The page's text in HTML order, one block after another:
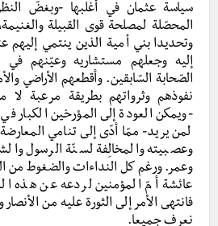
سياسة عثمان في أغلبها -وبغضّ
المحصّلة لمصلحة قوى القبيلة
وتحديدا بني أمية الذين ينتمي
إليه وجعلهم مستشاريه وعيّنهم في
الصّحابة السّابقين. وأقطعهم الأراضي
نفوذهم وثرواتهم بطريقة مرعبة لا
-ويمكن العودة إلى المؤرخين الكبار
لمن يريد- ممّا أدّى إلى تنامي المعارضة
وعصبيته والمخالِفة لسنّة الرسول
وعمر. ورغم كل النداءات والضغوط من
عائشة أمّ المؤمنين لردعه عن هذه
فانتهى الأمر إلى الثورة عليه من
نعرف جميعا.